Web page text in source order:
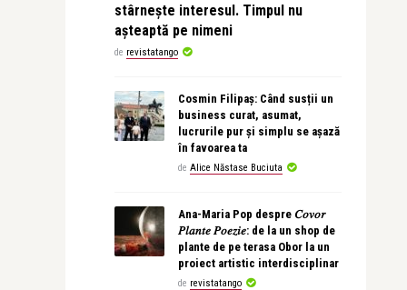
stârnește interesul. Timpul nu
așteaptă pe nimeni
de revistatango
Cosmin Filipaș: Când susții un
business curat, asumat,
lucrurile pur și simplu se așază
în favoarea ta
de Alice Năstase Buciuta
Ana-Maria Pop despre 𝐶𝑜𝑣𝑜𝑟
𝑃𝑙𝑎𝑛𝑡𝑒 𝑃𝑜𝑒𝑧𝑖𝑒: de la un shop de
plante de pe terasa Obor la un
proiect artistic interdisciplinar
de revistatango